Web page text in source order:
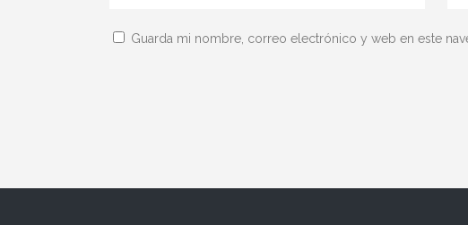
Guarda mi nombre, correo electrónico y web en este